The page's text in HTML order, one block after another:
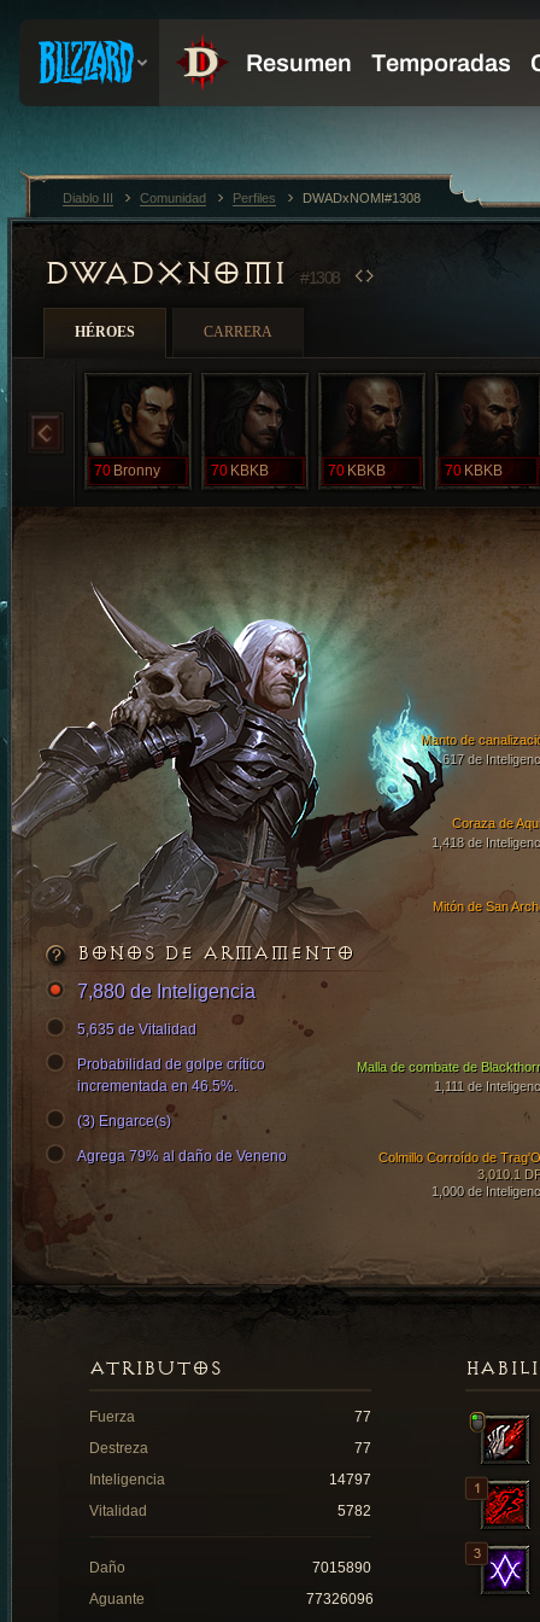
DWADXNOMI #1308
HÉROES CARRERA
70 Bronny 70 KBKB 70 KBKB 70 KBKB
Coraza de
1,418 de
Mitón de San
Manto de
617 de
Malla de combate de
1,111 de
Colmillo Corroído de
3,010.1
1,000 de
BONOS DE ARMAMENTO
7,880 de Inteligencia
5,635 de Vitalidad
Probabilidad de golpe crítico
incrementada en 46.5%.
(3) Engarce(s)
Agrega 79% al daño de Veneno
ATRIBUTOS
Fuerza
77
Destreza
77
Inteligencia
14797
Vitalidad
5782
Daño
7015890
Aguante
77326096
Diablo III Comunidad Perfiles DWADxNOMI#1308